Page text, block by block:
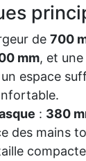
de 700
mm, et
espace
: 380
des mains